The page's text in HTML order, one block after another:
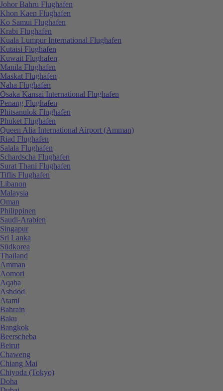
Johor Bahru Flughafen
Khon Kaen Flughafen
Ko Samui Flughafen
Krabi Flughafen
Kuala Lumpur International Flughafen
Kutaisi Flughafen
Kuwait Flughafen
Manila Flughafen
Maskat Flughafen
Naha Flughafen
Osaka Kansai International Flughafen
Penang Flughafen
Phitsanulok Flughafen
Phuket Flughafen
Queen Alia International Airport (Amman)
Riad Flughafen
Salala Flughafen
Schardscha Flughafen
Surat Thani Flughafen
Tiflis Flughafen
Libanon
Malaysia
Oman
Philippinen
Saudi-Arabien
Singapur
Sri Lanka
Südkorea
Thailand
Amman
Aomori
Aqaba
Ashdod
Atami
Bahrain
Baku
Bangkok
Beerscheba
Beirut
Chaweng
Chiang Mai
Chiyoda (Tokyo)
Doha